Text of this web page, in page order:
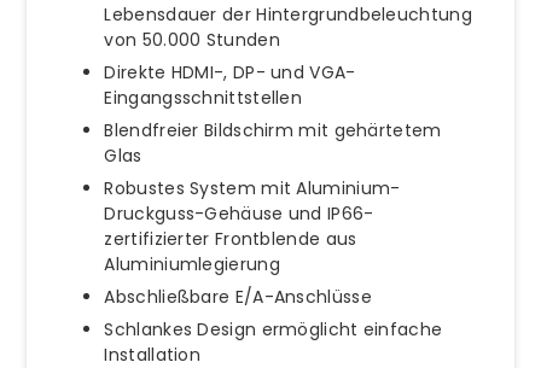
Lebensdauer der Hintergrundbeleuchtung
von 50.000 Stunden
Direkte HDMI-, DP- und VGA-
Eingangsschnittstellen
Blendfreier Bildschirm mit gehärtetem
Glas
Robustes System mit Aluminium-
Druckguss-Gehäuse und IP66-
zertifizierter Frontblende aus
Aluminiumlegierung
Abschließbare E/A-Anschlüsse
Schlankes Design ermöglicht einfache
Installation